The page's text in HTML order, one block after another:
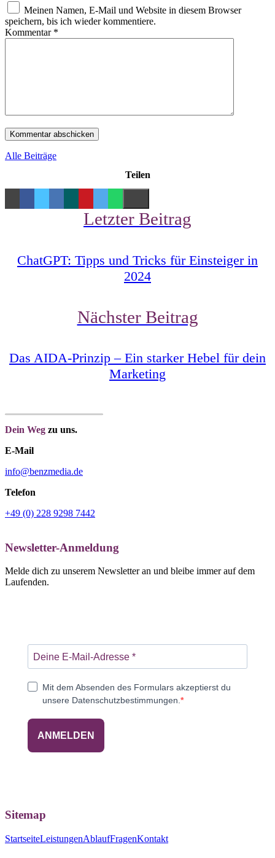
Meinen Namen, E-Mail und Website in diesem Browser
speichern, bis ich wieder kommentiere.
Kommentar *
Alle Beiträge
Teilen
Letzter Beitrag
ChatGPT: Tipps und Tricks für Einsteiger in
2024
Nächster Beitrag
Das AIDA-Prinzip – Ein starker Hebel für dein
Marketing
Dein Weg zu uns.
E-Mail
info@benzmedia.de
Telefon
+49 (0) 228 9298 7442
Newsletter-Anmeldung
Melde dich zu unserem Newsletter an und bleibe immer auf dem
Laufenden.
Mit dem Absenden des Formulars akzeptierst du
unsere Datenschutzbestimmungen.
ANMELDEN
Sitemap
StartseiteLeistungenAblaufFragenKontakt